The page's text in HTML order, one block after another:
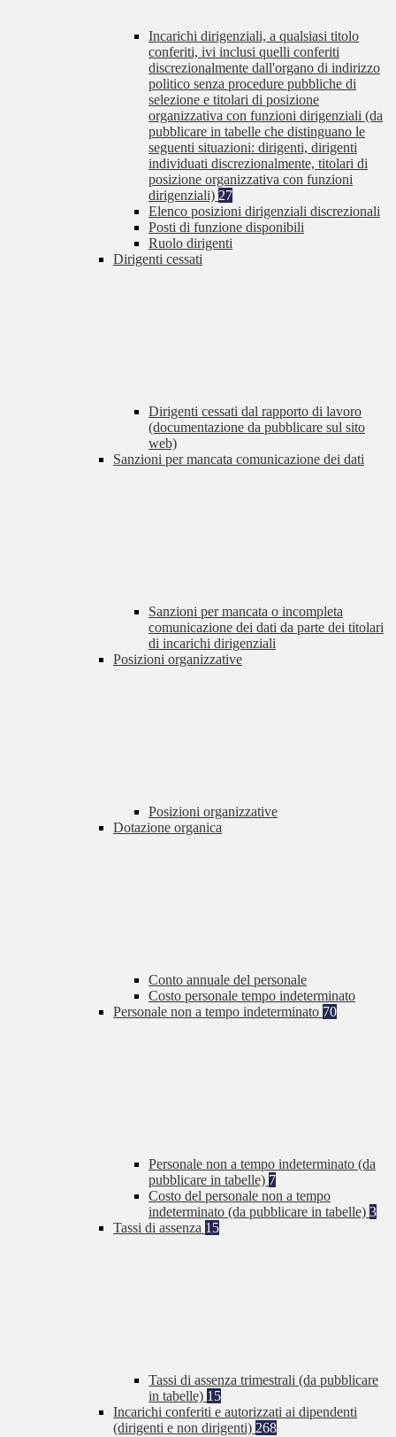
Incarichi dirigenziali, a qualsiasi titolo
conferiti, ivi inclusi quelli conferiti
discrezionalmente dall'organo di indirizzo
politico senza procedure pubbliche di
selezione e titolari di posizione
organizzativa con funzioni dirigenziali (da
pubblicare in tabelle che distinguano le
seguenti situazioni: dirigenti, dirigenti
individuati discrezionalmente, titolari di
posizione organizzativa con funzioni
dirigenziali) 27
Elenco posizioni dirigenziali discrezionali
Posti di funzione disponibili
Ruolo dirigenti
Dirigenti cessati
Dirigenti cessati dal rapporto di lavoro
(documentazione da pubblicare sul sito
web)
Sanzioni per mancata comunicazione dei dati
Sanzioni per mancata o incompleta
comunicazione dei dati da parte dei titolari
di incarichi dirigenziali
Posizioni organizzative
Posizioni organizzative
Dotazione organica
Conto annuale del personale
Costo personale tempo indeterminato
Personale non a tempo indeterminato 70
Personale non a tempo indeterminato (da
pubblicare in tabelle) 7
Costo del personale non a tempo
indeterminato (da pubblicare in tabelle) 3
Tassi di assenza 15
Tassi di assenza trimestrali (da pubblicare
in tabelle) 15
Incarichi conferiti e autorizzati ai dipendenti
(dirigenti e non dirigenti) 268